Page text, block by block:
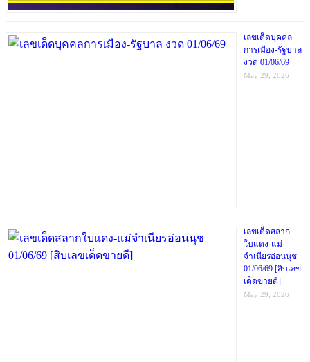
เลขเด็ดบุคคล
การเมือง-รัฐบาล
งวด 01/06/69
May 29, 2026
เลขเด็ดสลาก
ใบแดง-แม่
จำเนียรอ่อนนุช
01/06/69 [สิบเลข
เด็ดขายดี]
May 29, 2026